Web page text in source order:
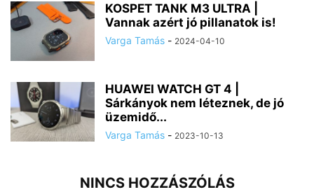
KOSPET TANK M3 ULTRA |
Vannak azért jó pillanatok is!
Varga Tamás - 2024-04-10
HUAWEI WATCH GT 4 |
Sárkányok nem léteznek, de jó
üzemidő...
Varga Tamás - 2023-10-13
NINCS HOZZÁSZÓLÁS